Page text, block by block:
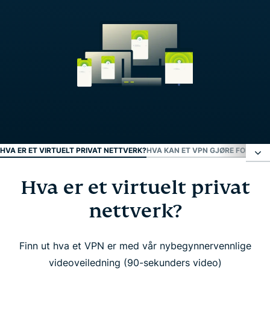
HVA ER ET VIRTUELT PRIVAT NETTVERK?HVA KAN ET VPN GJØRE FOR
Hva er et virtuelt privat nettverk?
Hva kan et VPN gjøre for deg?
Hvem bør bruke et VPN?
Hva er et virtuelt privat
nettverk?
Finn ut hva et VPN er med vår nybegynnervennlige
videoveiledning (90-sekunders video)